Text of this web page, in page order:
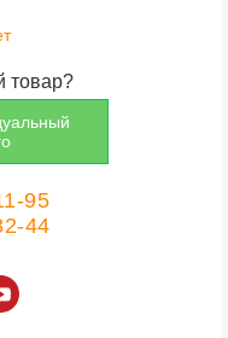
95
44
товар?